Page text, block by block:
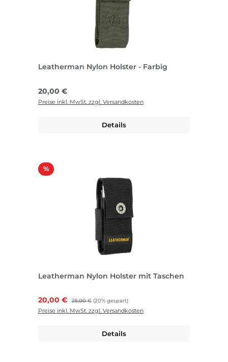
Leatherman Nylon Holster - Farbig
Regulärer Preis:
20,00 €
Preise inkl. MwSt. zzgl. Versandkosten
Details
%Rabatt
Leatherman Nylon Holster mit Taschen
Verkaufspreis:
20,00 € Regulärer Preis:
25,00 € (20% gespart)
Preise inkl. MwSt. zzgl. Versandkosten
Details